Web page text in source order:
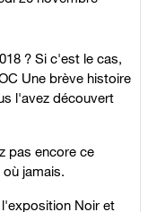
? Si c'est le cas,
Une brève histoire
l'avez découvert
pas encore ce
jamais.
l'exposition Noir et